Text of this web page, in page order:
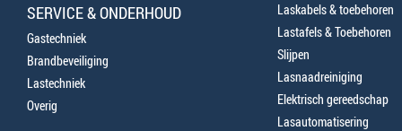
SERVICE & ONDERHOUD
Gastechniek
Brandbeveiliging
Lastechniek
Overig
Laskabels & toebehoren
Lastafels & Toebehoren
Slijpen
Lasnaadreiniging
Elektrisch gereedschap
Lasautomatisering